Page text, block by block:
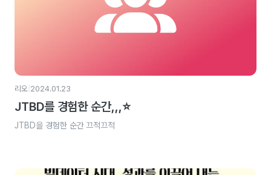
리오 2024.01.23
JTBD를 경험한 순간,,,⭐️
JTBD을 경험한 순간 끄적끄적